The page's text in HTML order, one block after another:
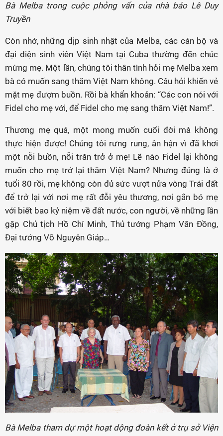
Bà Melba trong cuộc phỏng vấn của nhà báo Lê Duy
Truyền
Còn nhớ, những dịp sinh nhật của Melba, các cán bộ và
đại diện sinh viên Việt Nam tại Cuba thường đến chúc
mừng mẹ. Một lần, chúng tôi thân tình hỏi mẹ Melba xem
bà có muốn sang thăm Việt Nam không. Câu hỏi khiến vẻ
mặt mẹ đượm buồn. Rồi bà khẩn khoản: “Các con nói với
Fidel cho mẹ với, để Fidel cho mẹ sang thăm Việt Nam!”.
Thương mẹ quá, một mong muốn cuối đời mà không
thực hiện được! Chúng tôi rưng rung, ân hận vì đã khơi
một nỗi buồn, nỗi trăn trở ở mẹ! Lẽ nào Fidel lại không
muốn cho mẹ trở lại thăm Việt Nam? Nhưng đúng là ở
tuổi 80 rồi, mẹ không còn đủ sức vượt nửa vòng Trái đất
để trở lại với nơi mẹ rất đỗi yêu thương, nơi gắn bó mẹ
với biết bao kỷ niệm về đất nước, con người, về những lần
gặp Chủ tịch Hồ Chí Minh, Thủ tướng Phạm Văn Đồng,
Đại tướng Võ Nguyên Giáp…
Bà Melba tham dự một hoạt dộng đoàn kết ở trụ sở Viện